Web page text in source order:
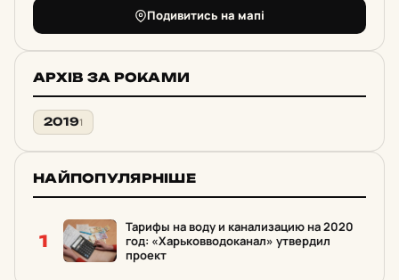
Подивитись на мапі
АРХІВ ЗА РОКАМИ
20191
НАЙПОПУЛЯРНІШЕ
1
Тарифы на воду и канализацию на 2020
год: «Харьковводоканал» утвердил
проект